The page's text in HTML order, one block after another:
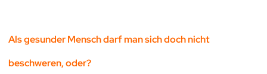
Als gesunder Mensch darf man sich doch nicht
beschweren, oder?